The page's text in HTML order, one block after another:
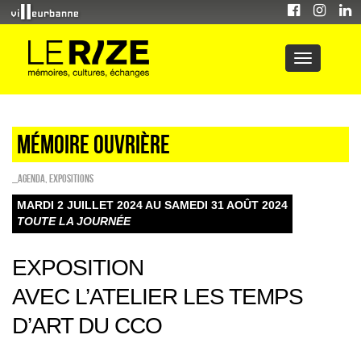
MÉMOIRE OUVRIÈRE
_Agenda EXPOSITIONS
MARDI 2 JUILLET 2024 AU SAMEDI 31 AOÛT 2024
TOUTE LA JOURNÉE
EXPOSITION
AVEC L’ATELIER LES TEMPS
D’ART DU CCO